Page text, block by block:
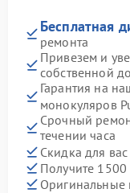
Бесплатная
ремонта
Привезем и
собственной
Гарантия на
монокуляров
Срочный
течении часа
Скидка для
Получите
Оригинальные